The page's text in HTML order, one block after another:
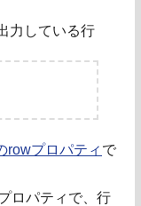
力している行
rowプロパティ で
ロパティで、行